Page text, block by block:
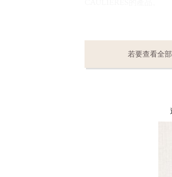
若要查看全